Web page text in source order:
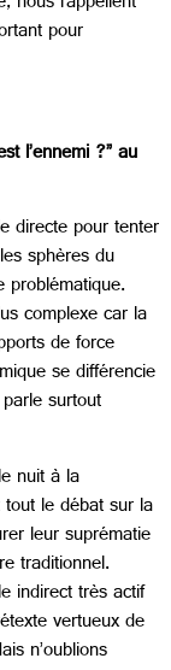
pour
l’ennemi ?” au
directe pour tenter
sphères du
complexe car la
de force
se différencie
surtout
nuit à la
le débat sur la
leur suprématie
traditionnel.
indirect très actif
vertueux de
n’oublions